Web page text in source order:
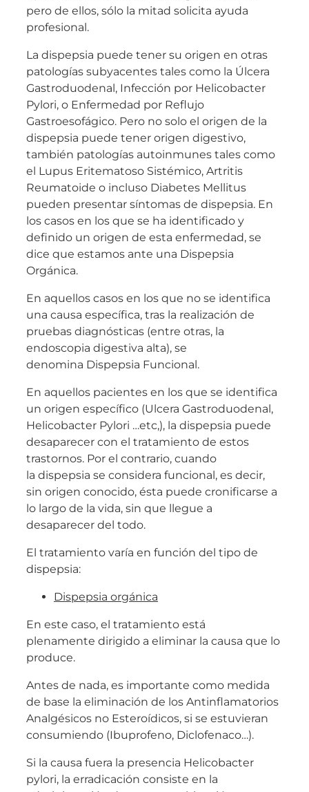
pero de ellos, sólo la mitad solicita ayuda
profesional.
La dispepsia puede tener su origen en otras
patologías subyacentes tales como la Úlcera
Gastroduodenal, Infección por Helicobacter
Pylori, o Enfermedad por Reflujo
Gastroesofágico. Pero no solo el origen de la
dispepsia puede tener origen digestivo,
también patologías autoinmunes tales como
el Lupus Eritematoso Sistémico, Artritis
Reumatoide o incluso Diabetes Mellitus
pueden presentar síntomas de dispepsia. En
los casos en los que se ha identificado y
definido un origen de esta enfermedad, se
dice que estamos ante una Dispepsia
Orgánica.
En aquellos casos en los que no se identifica
una causa específica, tras la realización de
pruebas diagnósticas (entre otras, la
endoscopia digestiva alta), se
denomina Dispepsia Funcional.
En aquellos pacientes en los que se identifica
un origen específico (Ulcera Gastroduodenal,
Helicobacter Pylori …etc,), la dispepsia puede
desaparecer con el tratamiento de estos
trastornos. Por el contrario, cuando
la dispepsia se considera funcional, es decir,
sin origen conocido, ésta puede cronificarse a
lo largo de la vida, sin que llegue a
desaparecer del todo.
El tratamiento varía en función del tipo de
dispepsia:
Dispepsia orgánica
En este caso, el tratamiento está
plenamente dirigido a eliminar la causa que lo
produce.
Antes de nada, es importante como medida
de base la eliminación de los Antinflamatorios
Analgésicos no Esteroídicos, si se estuvieran
consumiendo (Ibuprofeno, Diclofenaco…).
Si la causa fuera la presencia Helicobacter
pylori, la erradicación consiste en la